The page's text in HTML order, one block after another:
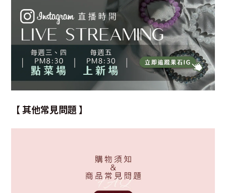
【 其他常見問題 】